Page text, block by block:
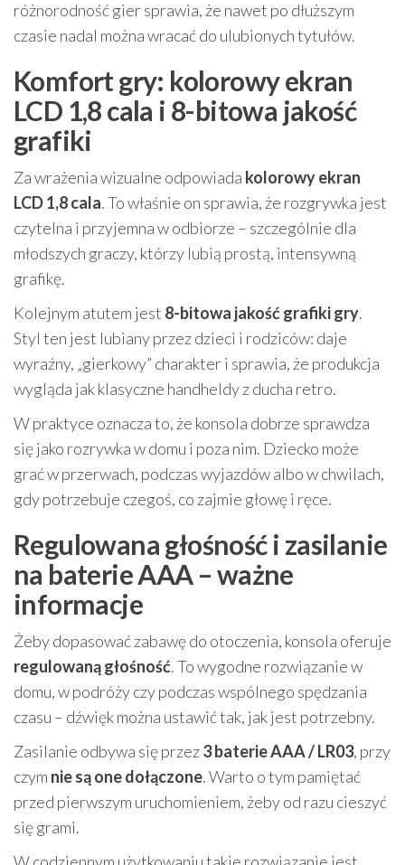
różnorodność gier sprawia, że nawet po dłuższym
czasie nadal można wracać do ulubionych tytułów.
Komfort gry: kolorowy ekran
LCD 1,8 cala i 8-bitowa jakość
grafiki
Za wrażenia wizualne odpowiada kolorowy ekran
LCD 1,8 cala. To właśnie on sprawia, że rozgrywka jest
czytelna i przyjemna w odbiorze – szczególnie dla
młodszych graczy, którzy lubią prostą, intensywną
grafikę.
Kolejnym atutem jest 8-bitowa jakość grafiki gry.
Styl ten jest lubiany przez dzieci i rodziców: daje
wyraźny, „gierkowy” charakter i sprawia, że produkcja
wygląda jak klasyczne handheldy z ducha retro.
W praktyce oznacza to, że konsola dobrze sprawdza
się jako rozrywka w domu i poza nim. Dziecko może
grać w przerwach, podczas wyjazdów albo w chwilach,
gdy potrzebuje czegoś, co zajmie głowę i ręce.
Regulowana głośność i zasilanie
na baterie AAA – ważne
informacje
Żeby dopasować zabawę do otoczenia, konsola oferuje
regulowaną głośność. To wygodne rozwiązanie w
domu, w podróży czy podczas wspólnego spędzania
czasu – dźwięk można ustawić tak, jak jest potrzebny.
Zasilanie odbywa się przez3 baterie AAA / LR03, przy
czym nie są one dołączone. Warto o tym pamiętać
przed pierwszym uruchomieniem, żeby od razu cieszyć
się grami.